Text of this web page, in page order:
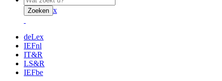
Zoeken x
deLex
IEFnl
IT&R
LS&R
IEFbe